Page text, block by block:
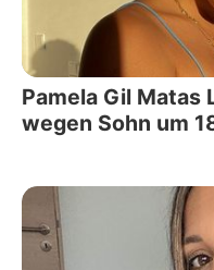
Pamela Gil Matas
wegen Sohn um